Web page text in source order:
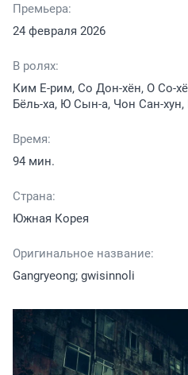
Премьера:
24 февраля 2026
В ролях:
Ким Е-рим, Со Дон-хён, О Со-
Бёль-ха, Ю Сын-а, Чон Сан-
Время:
94 мин.
Страна:
Южная Корея
Оригинальное название:
Gangryeong; gwisinnoli